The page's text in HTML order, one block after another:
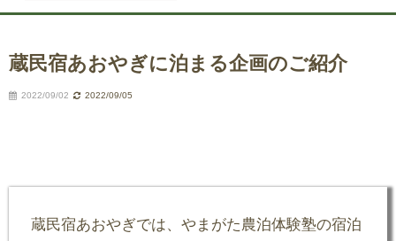
蔵民宿あおやぎに泊まる企画のご紹介
2022/09/02 2022/09/05
蔵民宿あおやぎでは、やまがた農泊体験塾の宿泊